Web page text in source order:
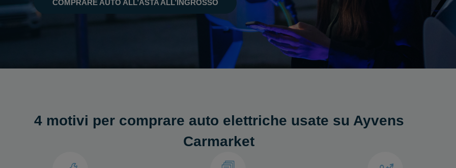
COMPRARE AUTO ALL’ASTA ALL’INGROSSO
4 motivi per comprare auto elettriche usate su Ayvens
Carmarket